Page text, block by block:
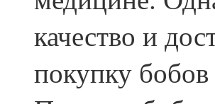
качество и
покупку